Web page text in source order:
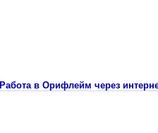
Работа в Орифлейм через